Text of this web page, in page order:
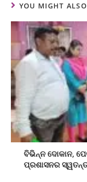
YOU MIGHT
ବିଭିନ୍ନ ଦୋକାନ,
ପ୍ରଶାସନର